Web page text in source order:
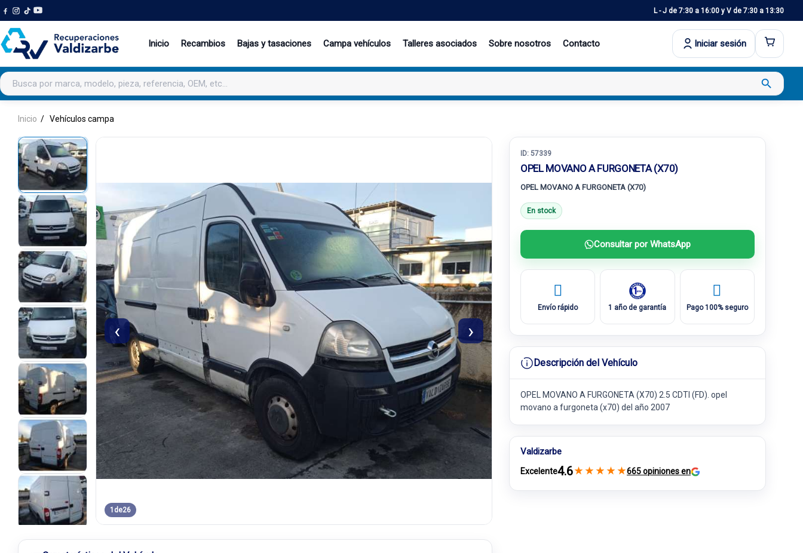
L - J de 7:30 a 16:00 y V de 7:30 a 13:30
Inicio Recambios Bajas y tasaciones Campa vehículos Talleres asociados Sobre nosotros Contacto Iniciar sesión
Buscar productos search
Inicio Vehículos campa
‹ ›
1 de26
ID: 57339
OPEL MOVANO A FURGONETA (X70)
OPEL MOVANO A FURGONETA (X70)
En stock
Consultar por WhatsApp
Envío rápido 1 año de garantía Pago 100% seguro
Descripción del Vehículo
OPEL MOVANO A FURGONETA (X70) 2.5 CDTI (FD). opel
movano a furgoneta (x70) del año 2007
Valdizarbe
Excelente4.6★ ★ ★ ★ ★665 opiniones en